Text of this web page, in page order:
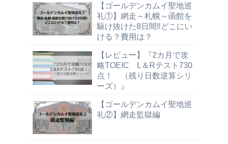
【ゴールデンカムイ聖地巡
礼①】網走～札幌～函館を
駆け抜けた8日間‼どこにい
ける？費用は？
【レビュー】『2カ月で攻
略TOEIC L＆Rテスト730
点！ （残り日数逆算シリ
ーズ）』
【ゴールデンカムイ聖地巡
礼②】網走監獄編